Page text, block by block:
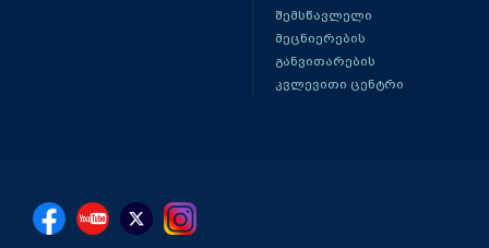
შემსწავლელი
მეცნიერების
განვითარების
კვლევითი ცენტრი